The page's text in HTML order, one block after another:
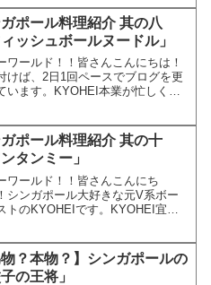
いします！3連休最後ですね。。シ
ウィー...
ポール料理紹介 其の八
ィッシュボールヌードル」
ワールド！！皆さんこんにちは！
けば、2日1回ペースでブログを更
います。KYOHEI本業が忙しく
ントラベルをしてもらいましょ
ンガポール料理を...
ポール料理紹介 其の十
ンタンミー」
ワールド！！皆さんこんにち
シンガポール大好きな元V系ボー
トのKYOHEIです。KYOHEI宜し
オススメのシンガポール料理前回
ッケンミーを紹...
物？本物？】シンガポールの
子の王将」